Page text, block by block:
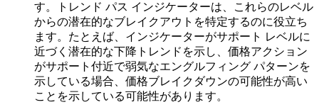
す。トレンド パス インジケーターは、これらのレベル
からの潜在的なブレイクアウトを特定するのに役立ち
ます。たとえば、インジケーターがサポート レベルに
近づく潜在的な下降トレンドを示し、価格アクション
がサポート付近で弱気なエングルフィング パターンを
示している場合、価格ブレイクダウンの可能性が高い
ことを示している可能性があります。